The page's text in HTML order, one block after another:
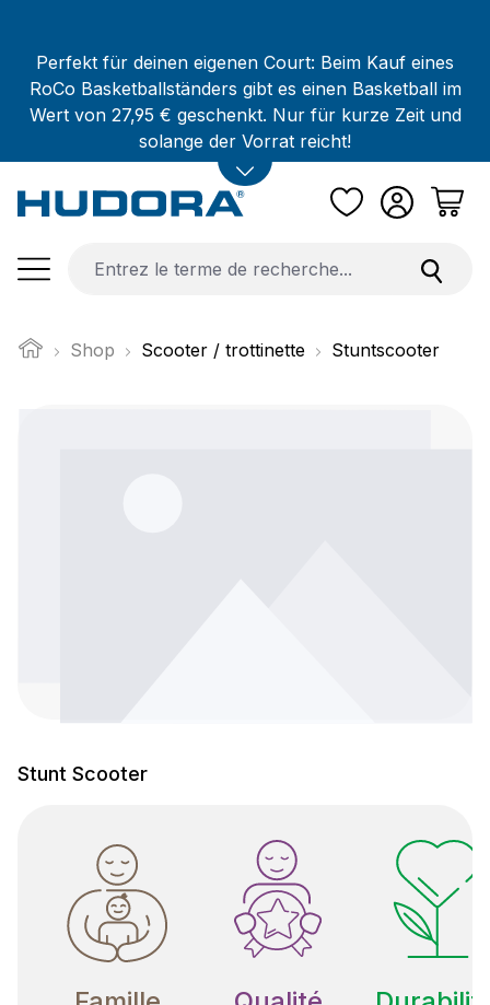
Perfekt für deinen eigenen Court: Beim Kauf eines
RoCo Basketballständers gibt es einen Basketball im
Wert von 27,95 € geschenkt. Nur für kurze Zeit und
solange der Vorrat reicht!
Shop Scooter / trottinette Stuntscooter
Stunt Scooter